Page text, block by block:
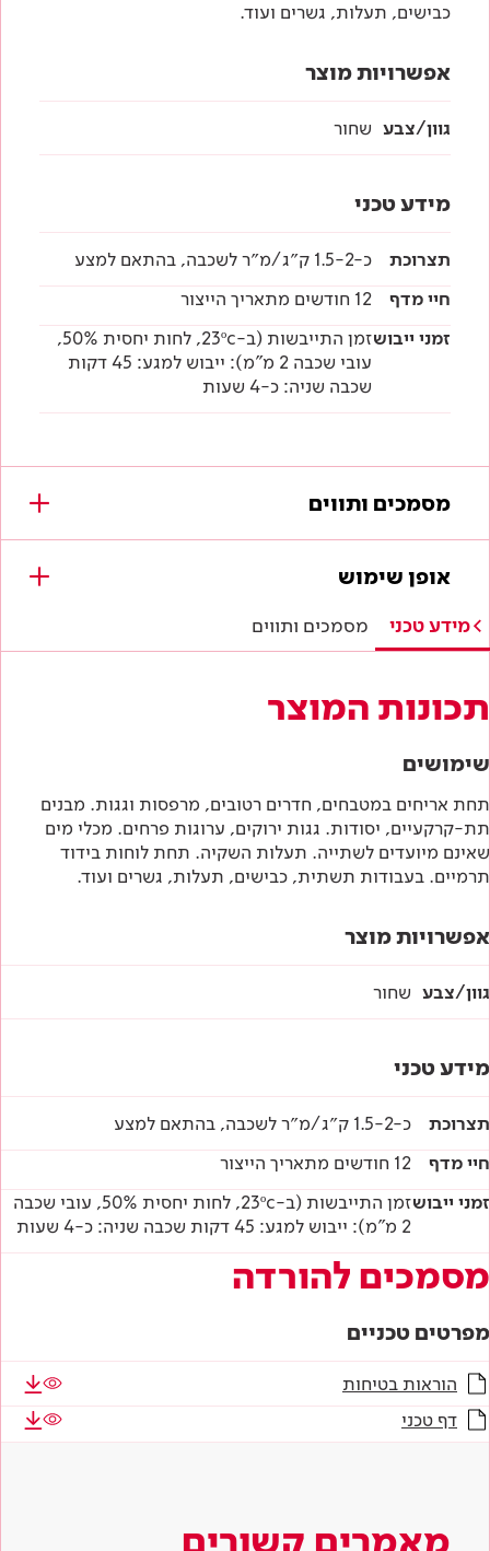
כבישים, תעלות, גשרים ועוד.
אפשרויות מוצר
גוון/צבע שחור
מידע טכני
תצרוכת
כ-1.5-2 ק״ג/מ״ר לשכבה, בהתאם למצע
חיי מדף
12 חודשים מתאריך הייצור
זמני ייבוש
זמן התייבשות (ב-23ºc, לחות יחסית 50%,
עובי שכבה 2 מ"מ): ייבוש למגע: 45 דקות
שכבה שניה: כ-4 שעות
מסמכים ותווים
מסמכים להורדה
מפרטים טכניים
דף טכני
אופן שימוש
מידע טכני מסמכים ותווים
תכונות המוצר
שימושים
תחת אריחים במטבחים, חדרים רטובים, מרפסות וגגות. מבנים
תת-קרקעיים, יסודות. גגות ירוקים, ערוגות פרחים. מכלי מים
שאינם מיועדים לשתייה. תעלות השקיה. תחת לוחות בידוד
תרמיים. בעבודות תשתית, כבישים, תעלות, גשרים ועוד.
אפשרויות מוצר
גוון/צבע שחור
מידע טכני
תצרוכת
כ-1.5-2 ק״ג/מ״ר לשכבה, בהתאם למצע
חיי מדף
12 חודשים מתאריך הייצור
זמני ייבוש
זמן התייבשות (ב-23ºc, לחות יחסית 50%, עובי שכבה
2 מ"מ): ייבוש למגע: 45 דקות שכבה שניה: כ-4 שעות
מסמכים להורדה
מפרטים טכניים
הוראות בטיחות
דף טכני
מאמרים קשורים